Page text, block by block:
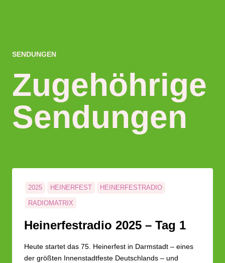
SENDUNGEN
Zugehöhrige
Sendungen
2025 HEINERFEST HEINERFESTRADIO
RADIOMATRIX
Heinerfestradio 2025 – Tag 1
Heute startet das 75. Heinerfest in Darmstadt – eines
der größten Innenstadtfeste Deutschlands – und